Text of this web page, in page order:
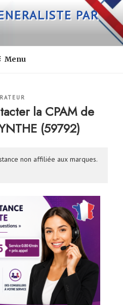
PAR
Menu
la CPAM de
(59792)
non affiliée aux marques.